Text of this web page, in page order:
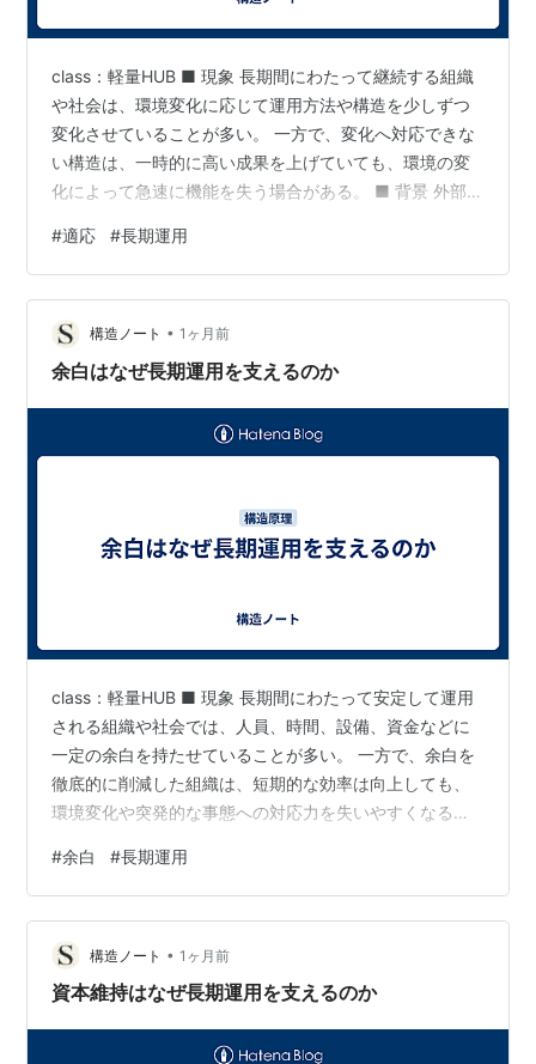
class：軽量HUB ■ 現象 長期間にわたって継続する組織
や社会は、環境変化に応じて運用方法や構造を少しずつ
変化させていることが多い。 一方で、変化へ対応できな
い構造は、一時的に高い成果を上げていても、環境の変
化によって急速に機能を失う場合がある。 ■ 背景 外部環
い 固定化された構造は変化への対応力を失いやすい その
ため、長期運用では変化を排除するのではなく、変化へ
適応できる構造を維持することが重要となる。 【構造】
適応が長期運用を成立させるのは、変化そのものに価値
があるからではない。 変化に応じて構造を更新し続ける
#適応 #長期運用
構造ノート • 1ヶ月前
余白はなぜ長期運用を支えるのか
class：軽量HUB ■ 現象 長期間にわたって安定して運用
される組織や社会では、人員、時間、設備、資金などに
一定の余白を持たせていることが多い。 一方で、余白を
徹底的に削減した組織は、短期的な効率は向上しても、
環境変化や突発的な事態への対応力を失いやすくなる。
余力が失われる 余白は短期的には非効率と評価されやす
い そのため、長期運用では効率と余白の均衡を維持する
ことが重要となる。 【構造】 余白が長期運用を支えるの
は、余っている資源だからではない。 変化や障害、予測
不能な事態へ対応するための適応能力として機能するた
#余白 #長期運用
構造ノート • 1ヶ月前
資本維持はなぜ長期運用を支えるのか